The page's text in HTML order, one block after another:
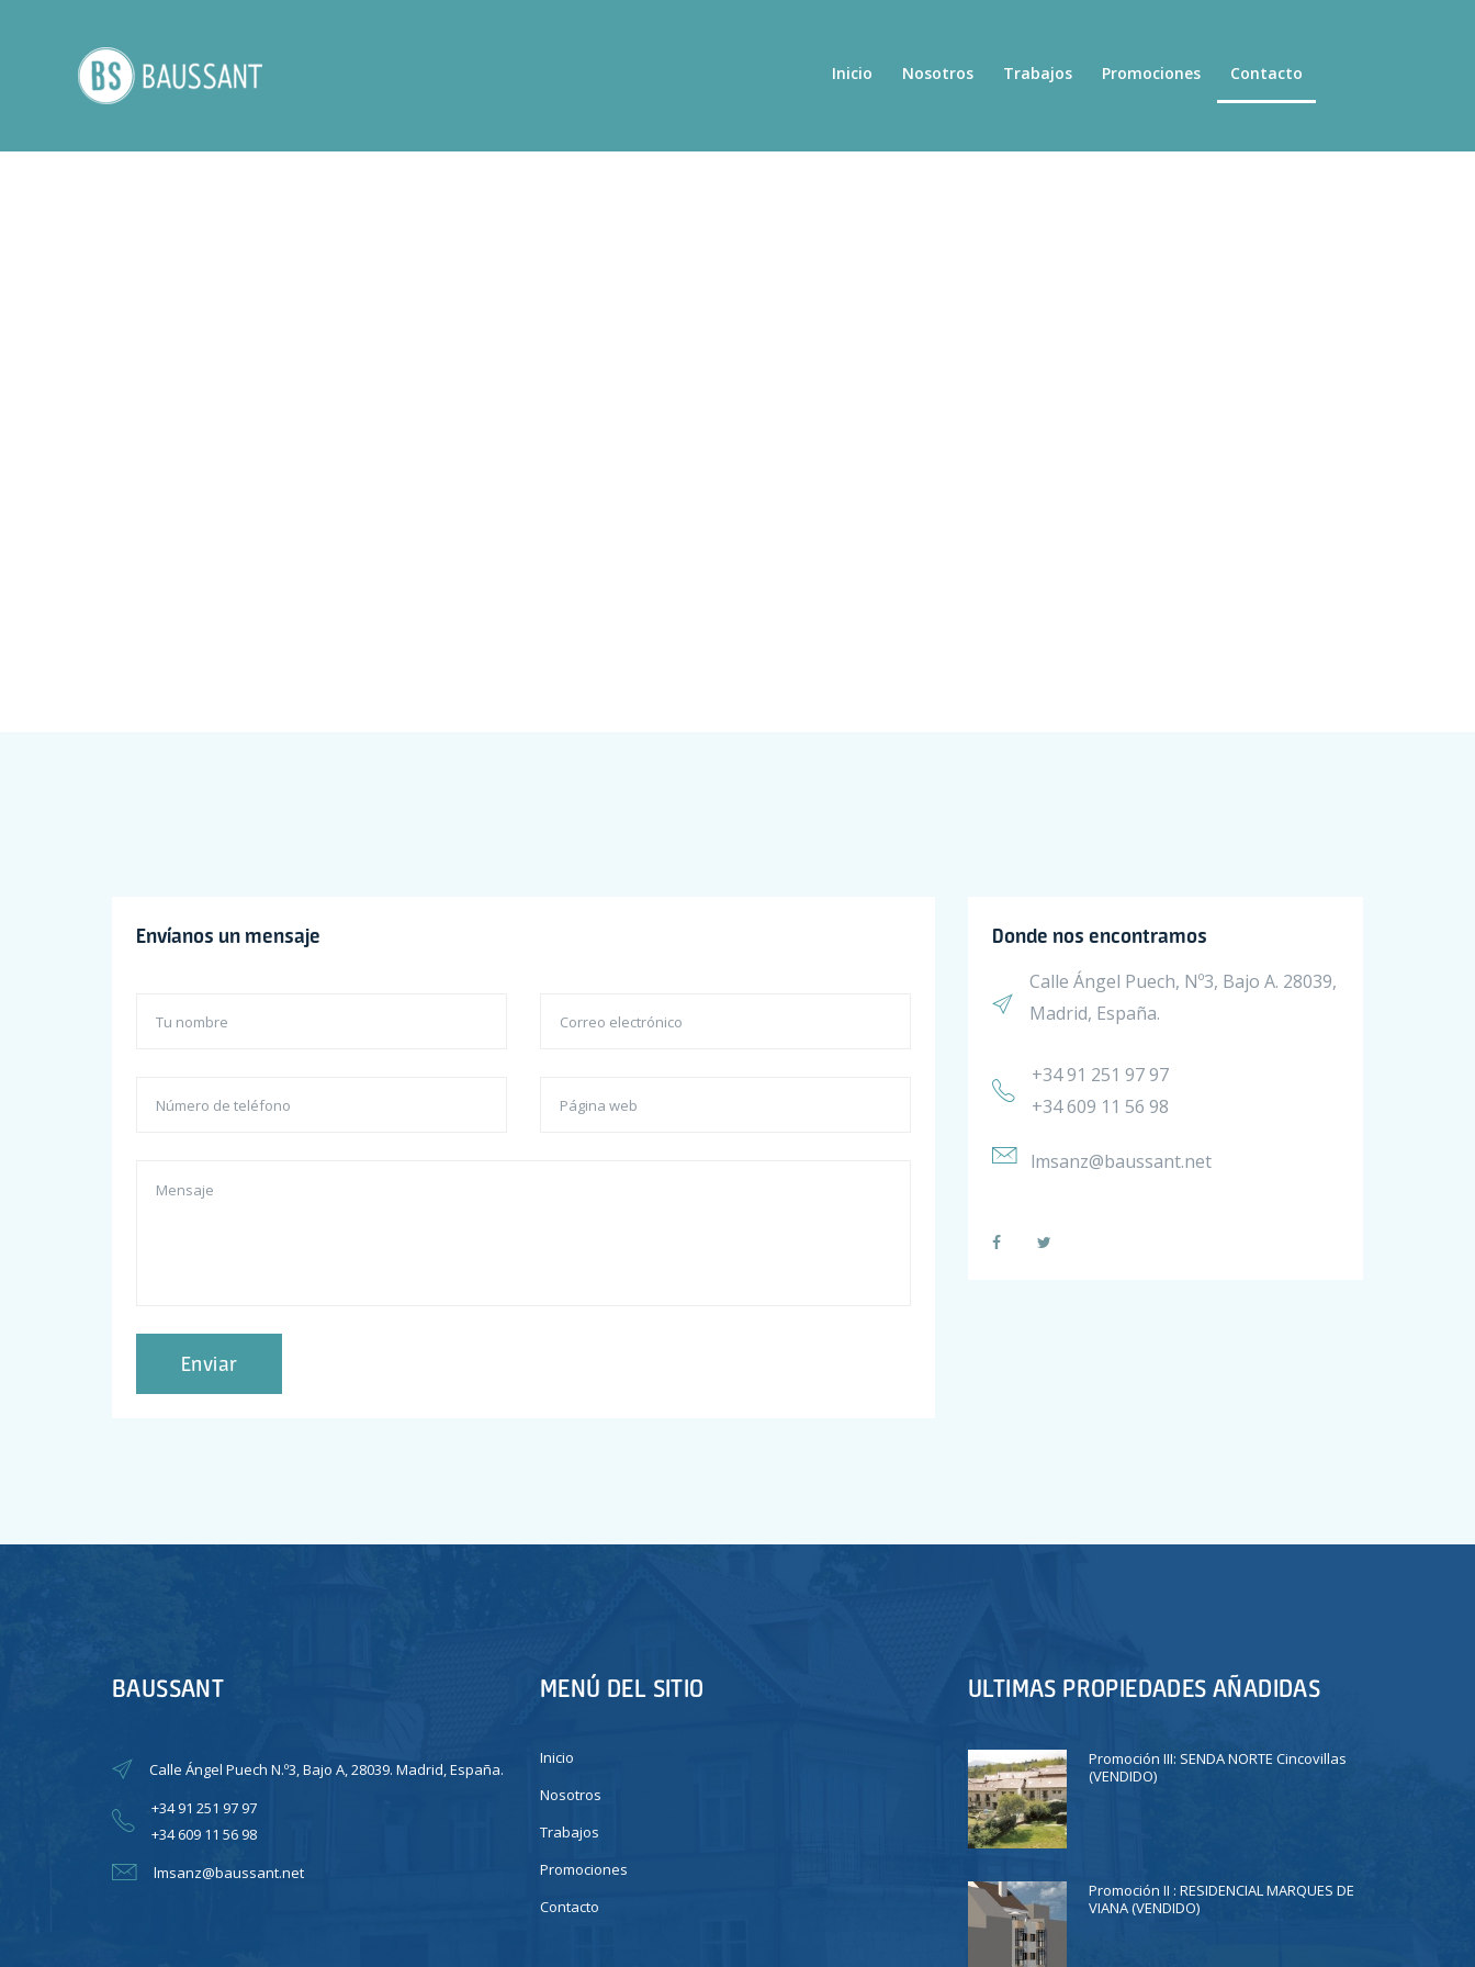
Inicio Nosotros Trabajos Promociones Contacto
Envíanos un mensaje
Donde nos encontramos
Calle Ángel Puech, Nº3, Bajo A. 28039,
Madrid, España.
+34 91 251 97 97
+34 609 11 56 98
lmsanz@baussant.net
BAUSSANT
Calle Ángel Puech N.º3, Bajo A, 28039. Madrid, España.
+34 91 251 97 97
+34 609 11 56 98
lmsanz@baussant.net
MENÚ DEL SITIO
Inicio
Nosotros
Trabajos
Promociones
Contacto
ULTIMAS PROPIEDADES AÑADIDAS
Promoción III: SENDA NORTE Cincovillas
(VENDIDO)
Promoción II : RESIDENCIAL MARQUES DE
VIANA (VENDIDO)